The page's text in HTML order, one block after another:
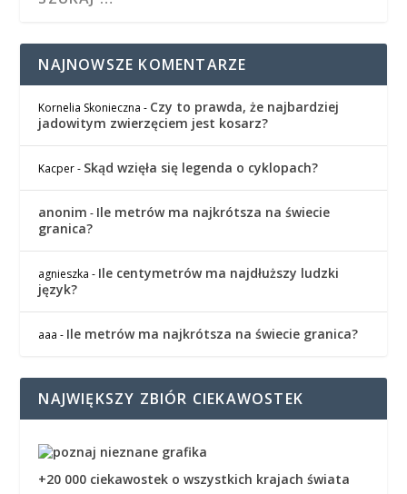
NAJNOWSZE KOMENTARZE
Kornelia Skonieczna - Czy to prawda, że najbardziej
jadowitym zwierzęciem jest kosarz?
Kacper- Skąd wzięła się legenda o cyklopach?
anonim - Ile metrów ma najkrótsza na świecie
granica?
agnieszka - Ile centymetrów ma najdłuższy ludzki
język?
aaa - Ile metrów ma najkrótsza na świecie granica?
NAJWIĘKSZY ZBIÓR CIEKAWOSTEK
+20 000 ciekawostek o wszystkich krajach świata